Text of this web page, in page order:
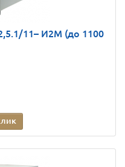
11– И2М (до 1100